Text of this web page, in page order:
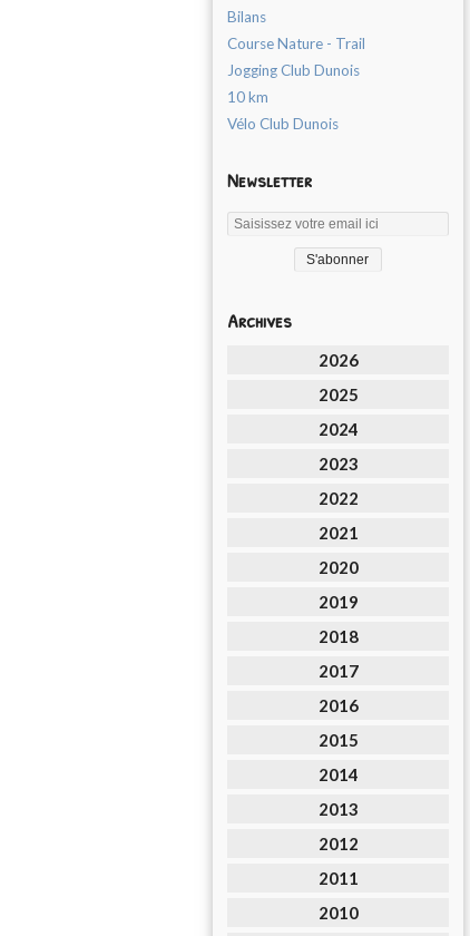
Bilans
Course Nature - Trail
Jogging Club Dunois
10 km
Vélo Club Dunois
Newsletter
Archives
2026
2025
2024
2023
2022
2021
2020
2019
2018
2017
2016
2015
2014
2013
2012
2011
2010